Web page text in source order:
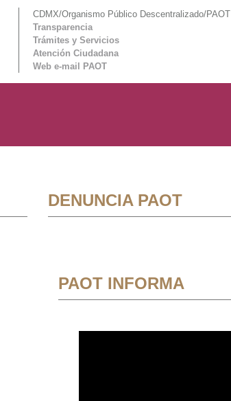
CDMX/Organismo Público Descentralizado/PAOT
Transparencia
Trámites y Servicios
Atención Ciudadana
Web e-mail PAOT
DENUNCIA PAOT
PAOT INFORMA